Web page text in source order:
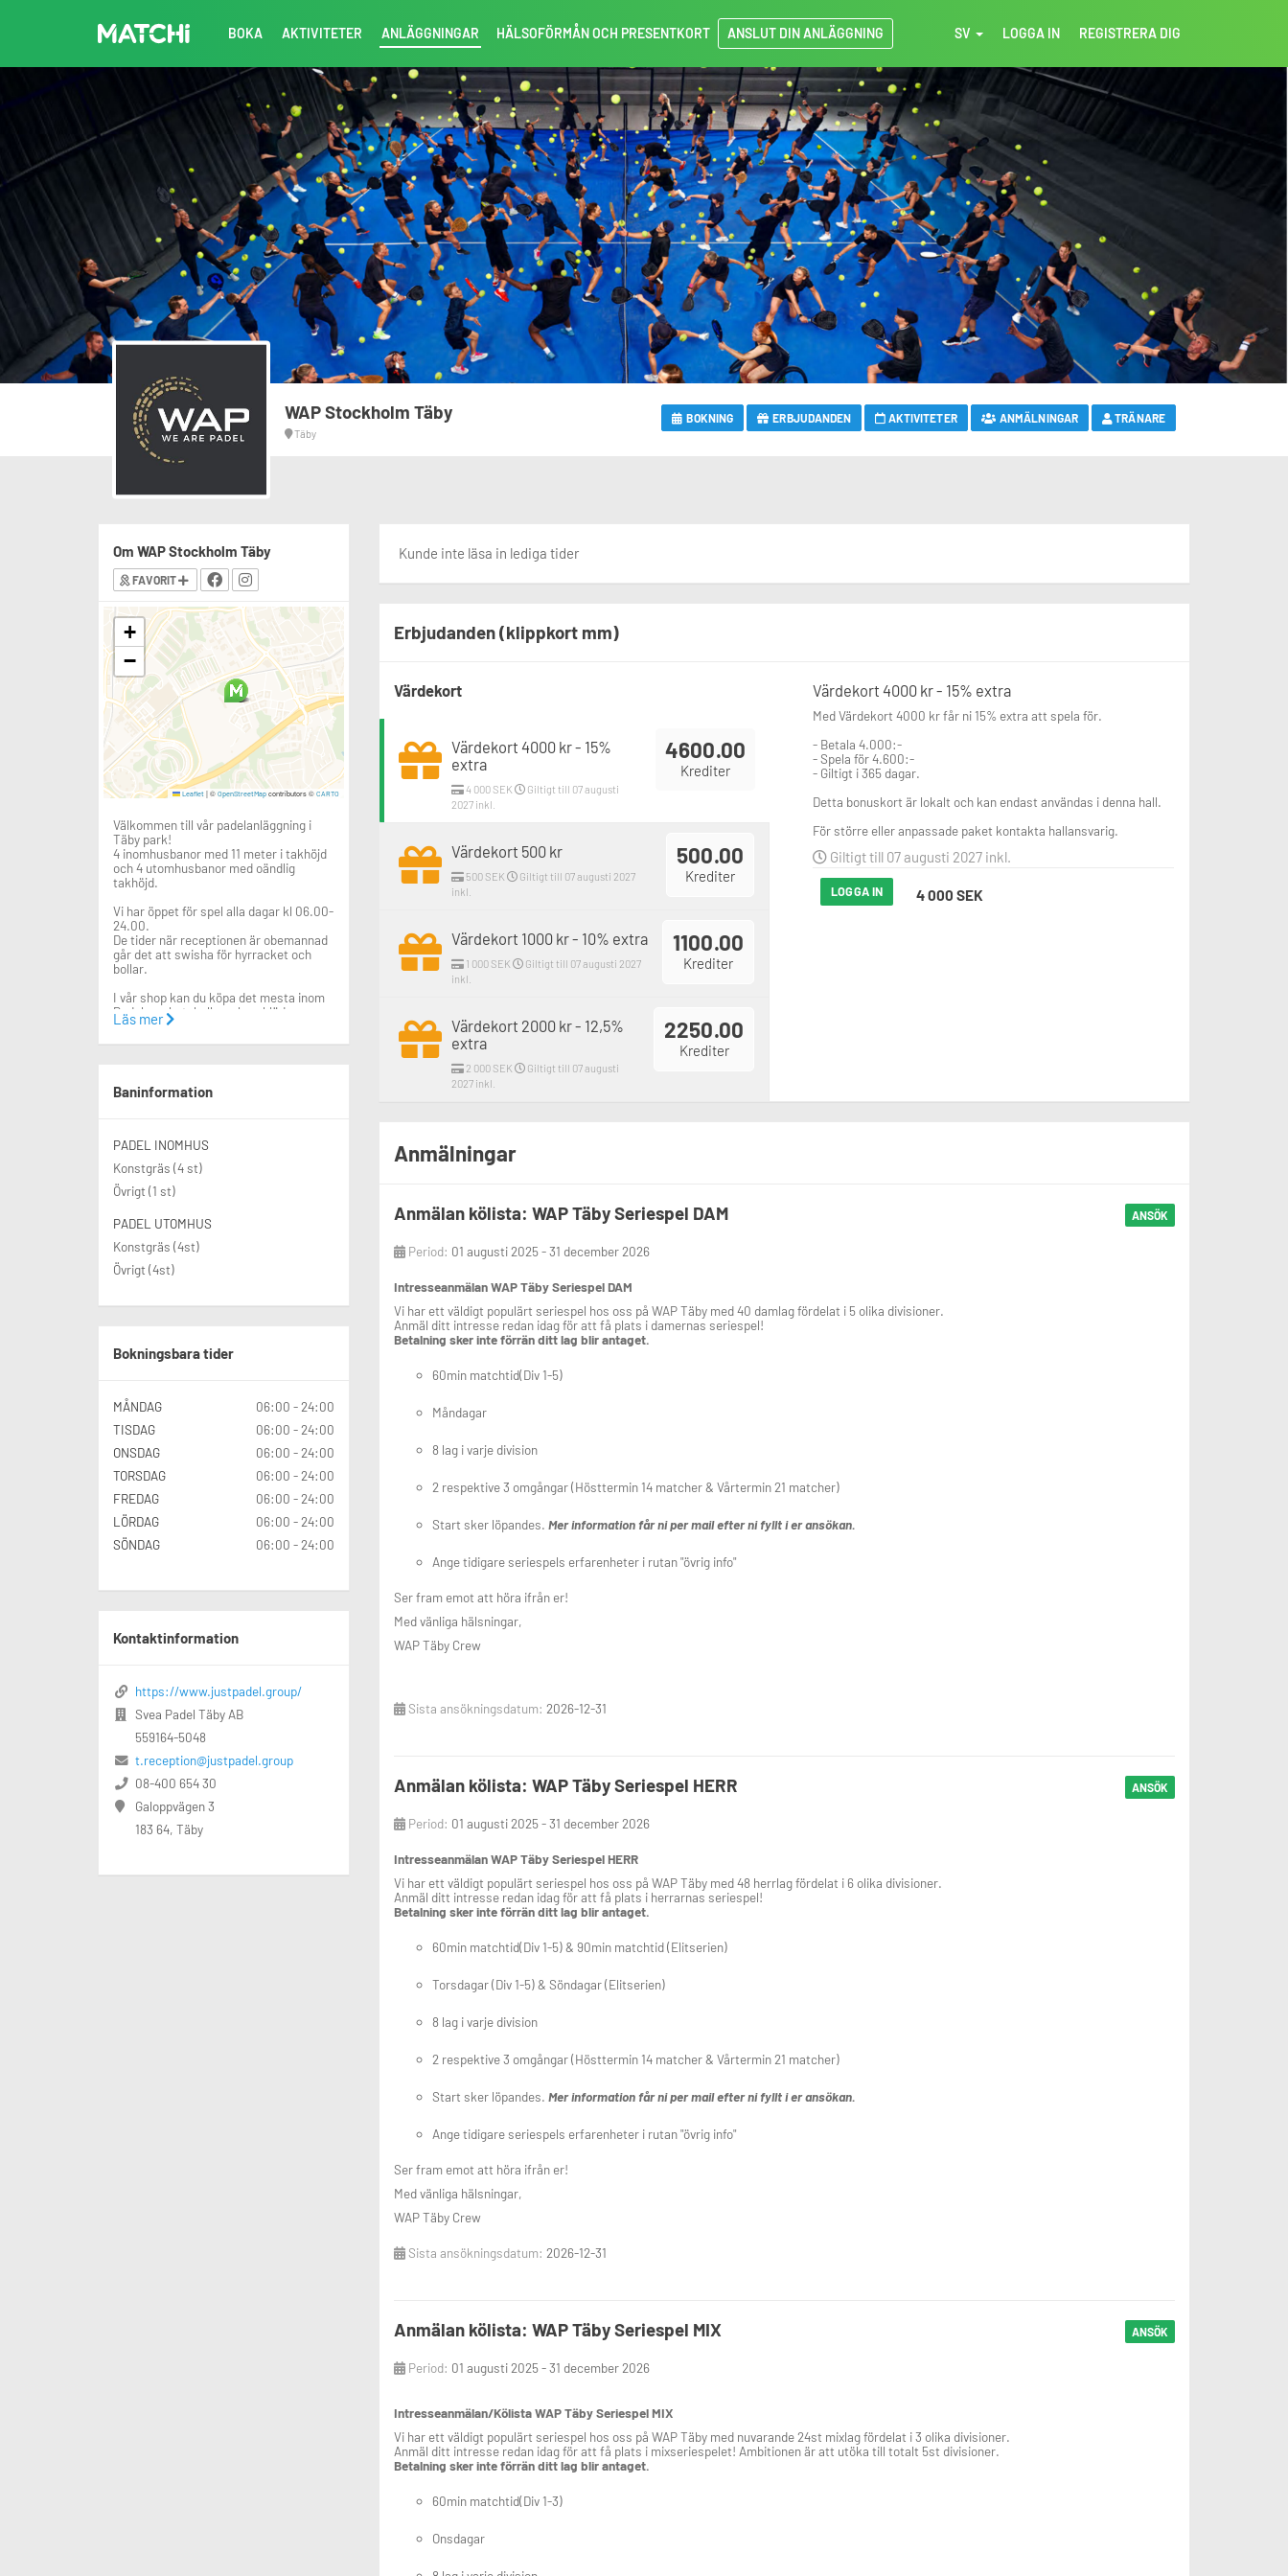
BOKA AKTIVITETER ANLÄGGNINGAR HÄLSOFÖRMÅN OCH PRESENTKORT ANSLUT DIN ANLÄGGNING SV LOGGA IN REGISTRERA DIG
WAP Stockholm Täby
Täby
BOKNING ERBJUDANDEN AKTIVITETER ANMÄLNINGAR TRÄNARE
Kunde inte läsa in lediga tider
Erbjudanden (klippkort mm)
Värdekort
4600.00
Krediter
Värdekort 4000 kr - 15%
extra
4 000 SEK
Giltigt till 07 augusti
2027 inkl.
500.00
Krediter
Värdekort 500 kr
500 SEK
Giltigt till 07 augusti 2027
inkl.
1100.00
Krediter
Värdekort 1000 kr - 10% extra
1 000 SEK
Giltigt till 07 augusti 2027
inkl.
2250.00
Krediter
Värdekort 2000 kr - 12,5%
extra
2 000 SEK
Giltigt till 07 augusti
2027 inkl.
Värdekort 4000 kr - 15% extra
Med Värdekort 4000 kr får ni 15% extra att spela för.
- Betala 4.000:-
- Spela för 4.600:-
- Giltigt i 365 dagar.
Detta bonuskort är lokalt och kan endast användas i denna hall.
För större eller anpassade paket kontakta hallansvarig.
Giltigt till 07 augusti 2027 inkl.
LOGGA IN 4 000 SEK
Anmälningar
ANSÖK
Anmälan kölista: WAP Täby Seriespel DAM
Period: 01 augusti 2025 - 31 december 2026
Intresseanmälan WAP Täby Seriespel DAM
Vi har ett väldigt populärt seriespel hos oss på WAP Täby med 40 damlag fördelat i 5 olika divisioner.
Anmäl ditt intresse redan idag för att få plats i damernas seriespel!
Betalning sker inte förrän ditt lag blir antaget.
60min matchtid(Div 1-5)
Måndagar
8 lag i varje division
2 respektive 3 omgångar (Hösttermin 14 matcher & Vårtermin 21 matcher)
Start sker löpandes. Mer information får ni per mail efter ni fyllt i er ansökan.
Ange tidigare seriespels erfarenheter i rutan "övrig info"
Ser fram emot att höra ifrån er!
Med vänliga hälsningar,
WAP Täby Crew
Sista ansökningsdatum: 2026-12-31
ANSÖK
Anmälan kölista: WAP Täby Seriespel HERR
Period: 01 augusti 2025 - 31 december 2026
Intresseanmälan WAP Täby Seriespel HERR
Vi har ett väldigt populärt seriespel hos oss på WAP Täby med 48 herrlag fördelat i 6 olika divisioner.
Anmäl ditt intresse redan idag för att få plats i herrarnas seriespel!
Betalning sker inte förrän ditt lag blir antaget.
60min matchtid(Div 1-5) & 90min matchtid (Elitserien)
Torsdagar (Div 1-5) & Söndagar (Elitserien)
8 lag i varje division
2 respektive 3 omgångar (Hösttermin 14 matcher & Vårtermin 21 matcher)
Start sker löpandes. Mer information får ni per mail efter ni fyllt i er ansökan.
Ange tidigare seriespels erfarenheter i rutan "övrig info"
Ser fram emot att höra ifrån er!
Med vänliga hälsningar,
WAP Täby Crew
Sista ansökningsdatum: 2026-12-31
ANSÖK
Anmälan kölista: WAP Täby Seriespel MIX
Period: 01 augusti 2025 - 31 december 2026
Intresseanmälan/Kölista WAP Täby Seriespel MIX
Vi har ett väldigt populärt seriespel hos oss på WAP Täby med nuvarande 24st mixlag fördelat i 3 olika divisioner.
Anmäl ditt intresse redan idag för att få plats i mixseriespelet! Ambitionen är att utöka till totalt 5st divisioner.
Betalning sker inte förrän ditt lag blir antaget.
60min matchtid(Div 1-3)
Onsdagar
Om WAP Stockholm Täby
FAVORIT
+
−
Leaflet |© OpenStreetMapcontributors © CARTO
Välkommen till vår padelanläggning i
Täby park!
4 inomhusbanor med 11 meter i takhöjd
och 4 utomhusbanor med oändlig
takhöjd.
Vi har öppet för spel alla dagar kl 06.00-
24.00.
De tider när receptionen är obemannad
går det att swisha för hyrracket och
bollar.
I vår shop kan du köpa det mesta inom
Padel; racket, bollar, skor, kläder m.m.
I receptionen hittar ni också racket att
Alla kan snabbt lära sig spela Padel och
våra padelkurser är mycket populära.
Vi arrangerar också aktiviteter för både
barn & vuxna (träningar, americanos,
turneringar mm).
Gratis parkering (p-skiva) finner ni i
Parkering hänvisas till 3-timmar fri
parkering vid entrén till galoppfältet, 1
min promenad från hallen.
Läs mer
Baninformation
PADEL INOMHUS
Konstgräs (4 st)
Övrigt (1 st)
PADEL UTOMHUS
Konstgräs (4st)
Övrigt (4st)
Bokningsbara tider
MÅNDAG
06:00 - 24:00
TISDAG
06:00 - 24:00
ONSDAG
06:00 - 24:00
TORSDAG
06:00 - 24:00
FREDAG
06:00 - 24:00
LÖRDAG
06:00 - 24:00
SÖNDAG
06:00 - 24:00
Kontaktinformation
https://www.justpadel.group/
Svea Padel Täby AB
559164-5048
t.reception@justpadel.group
08-400 654 30
Galoppvägen 3
183 64, Täby